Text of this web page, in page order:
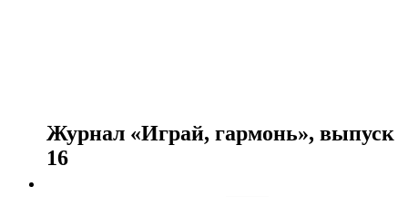
Журнал «Играй, гармонь», выпуск
16